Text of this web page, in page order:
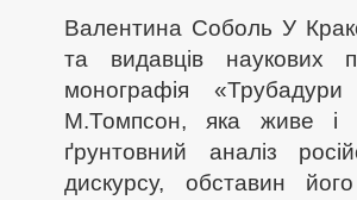
Валентина Соболь У
та видавців наукових
монографія «Трубадури
М.Томпсон, яка живе
ґрунтовний аналіз
дискурсу, обставин